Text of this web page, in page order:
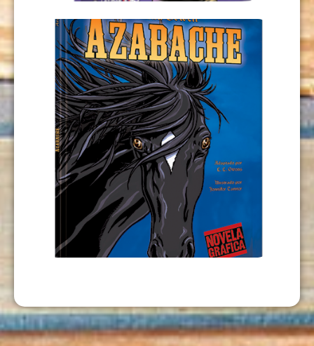
AZABACHE
USD9,00
AÑADIR AL CARRITO